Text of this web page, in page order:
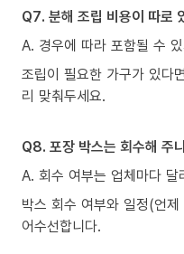
Q7. 분해 조립 비용이 따로
A. 경우에 따라 포함될 수
조립이 필요한 가구가 있다
리 맞춰두세요.
Q8. 포장 박스는 회수해 주
A. 회수 여부는 업체마다
박스 회수 여부와 일정(언
어수선합니다.